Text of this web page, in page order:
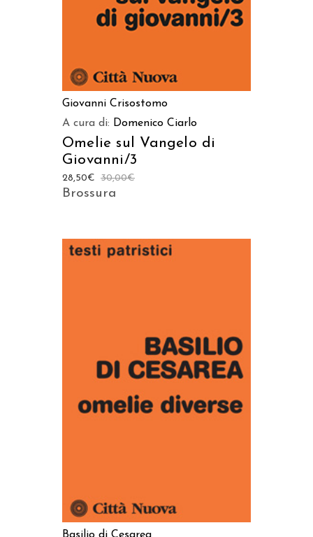
Giovanni Crisostomo
A cura di: Domenico Ciarlo
Omelie sul Vangelo di
Giovanni/3
30,00€
28,50€
Brossura
AGGIUNGI AL CARRELLO